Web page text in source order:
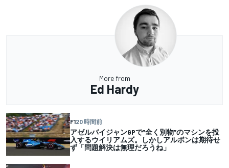
More from
Ed Hardy
F120 時間前
アゼルバイジャンGPで”全く別物”のマシンを投
入するウイリアムズ。しかしアルボンは期待せ
ず「問題解決は無理だろうね」